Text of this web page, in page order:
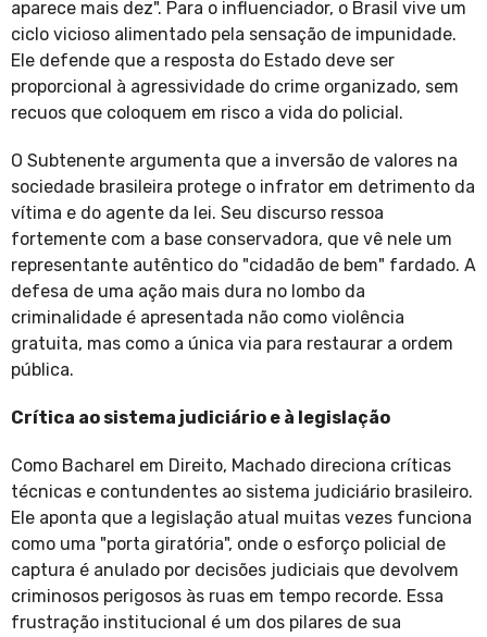
aparece mais dez". Para o influenciador, o Brasil vive um
ciclo vicioso alimentado pela sensação de impunidade.
Ele defende que a resposta do Estado deve ser
proporcional à agressividade do crime organizado, sem
recuos que coloquem em risco a vida do policial.
O Subtenente argumenta que a inversão de valores na
sociedade brasileira protege o infrator em detrimento da
vítima e do agente da lei. Seu discurso ressoa
fortemente com a base conservadora, que vê nele um
representante autêntico do "cidadão de bem" fardado. A
defesa de uma ação mais dura no lombo da
criminalidade é apresentada não como violência
gratuita, mas como a única via para restaurar a ordem
pública.
Crítica ao sistema judiciário e à legislação
Como Bacharel em Direito, Machado direciona críticas
técnicas e contundentes ao sistema judiciário brasileiro.
Ele aponta que a legislação atual muitas vezes funciona
como uma "porta giratória", onde o esforço policial de
captura é anulado por decisões judiciais que devolvem
criminosos perigosos às ruas em tempo recorde. Essa
frustração institucional é um dos pilares de sua